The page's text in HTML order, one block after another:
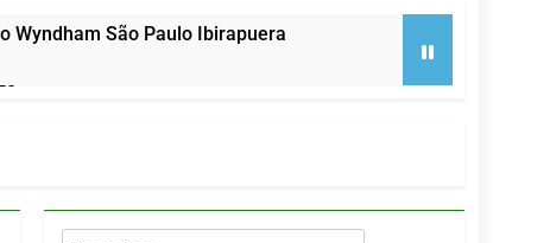
Wyndham São Paulo Ibirapuera
e fortalece infraestrutura